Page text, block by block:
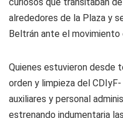
alrededores de la Plaza y
Beltrán ante el movimiento
Quienes estuvieron desde
orden y limpieza del
auxiliares y personal
estrenando indumentaria